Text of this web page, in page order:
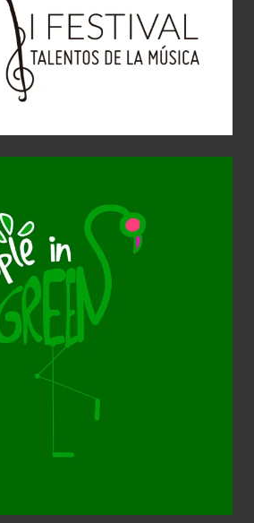
in Green
Diseño Gráfico
Imagen de Empresa